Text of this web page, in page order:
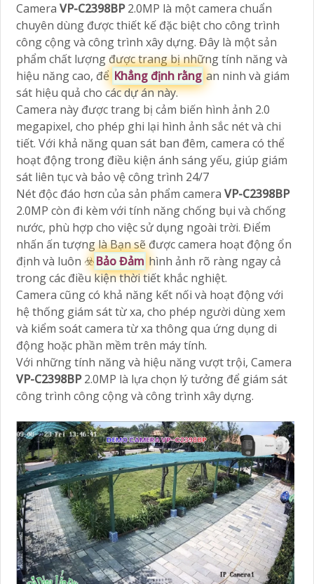
Camera VP-C2398BP2.0MP là một camera chuẩn
chuyên dùng được thiết kế đặc biệt cho công trình
công cộng và công trình xây dựng. Đây là một sản
phẩm chất lượng được trang bị những tính năng và
hiệu năng cao, để Khẳng định rằng an ninh và giám
sát hiệu quả cho các dự án này.
Camera này được trang bị cảm biến hình ảnh 2.0
megapixel, cho phép ghi lại hình ảnh sắc nét và chi
tiết. Với khả năng quan sát ban đêm, camera có thể
hoạt động trong điều kiện ánh sáng yếu, giúp giám
sát liên tục và bảo vệ công trình 24/7
Nét độc đáo hơn của sản phẩm camera VP-C2398BP
2.0MP còn đi kèm với tính năng chống bụi và chống
nước, phù hợp cho việc sử dụng ngoài trời. Điểm
nhấn ấn tượng là Bạn sẽ được camera hoạt động ổn
định và luôn ☣️Bảo Đảm hình ảnh rõ ràng ngay cả
trong các điều kiện thời tiết khắc nghiệt.
Camera cũng có khả năng kết nối và hoạt động với
hệ thống giám sát từ xa, cho phép người dùng xem
và kiểm soát camera từ xa thông qua ứng dụng di
động hoặc phần mềm trên máy tính.
Với những tính năng và hiệu năng vượt trội, Camera
VP-C2398BP2.0MP là lựa chọn lý tưởng để giám sát
công trình công cộng và công trình xây dựng.